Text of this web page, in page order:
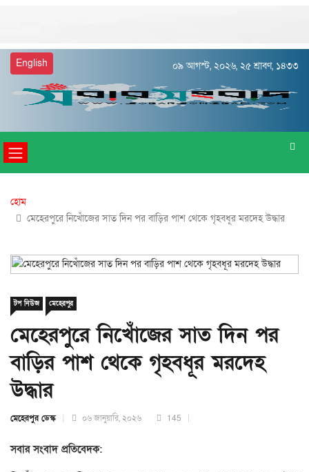
English ০৯ আগস্ট, ২০২৬, ২৫ শ্রাবণ, ১৪৩৩
হোম
মেহেরপুরে নিখোঁজের সাত দিন পর বাড়ির পাশ থেকে গৃহবধূর মরদেহ উদ্ধার
টপ নিউজ মেহেরপুর
মেহেরপুরে নিখোঁজের সাত দিন পর
বাড়ির পাশ থেকে গৃহবধূর মরদেহ
উদ্ধার
মেহেরপুর ডেস্ক ০৬ জানুয়ারি, ২০২৬ 145
সবার সংবাদ প্রতিবেদক: